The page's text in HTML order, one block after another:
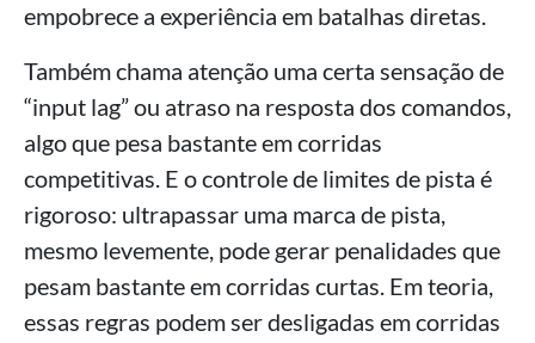
empobrece a experiência em batalhas diretas.
Também chama atenção uma certa sensação de
“input lag” ou atraso na resposta dos comandos,
algo que pesa bastante em corridas
competitivas. E o controle de limites de pista é
rigoroso: ultrapassar uma marca de pista,
mesmo levemente, pode gerar penalidades que
pesam bastante em corridas curtas. Em teoria,
essas regras podem ser desligadas em corridas